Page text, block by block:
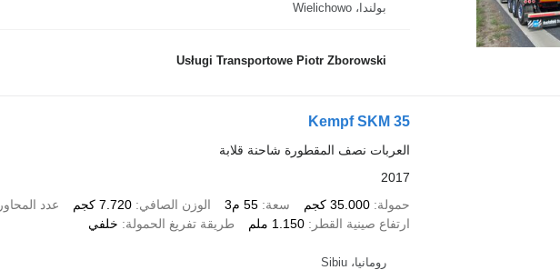
بولندا، Wielichowo
Usługi Transportowe Piotr Zborowski
Kempf SKM 35
العربات نصف المقطورة شاحنة قلابة
2017
حمولة 35.000 كجم سعة 55 م3 الوزن الصافي 7.720 كجم عدد المحاور
ارتفاع صينية القطر
1.150 ملم طريقة تفريغ الحمولة خلفي
رومانيا، Sibiu